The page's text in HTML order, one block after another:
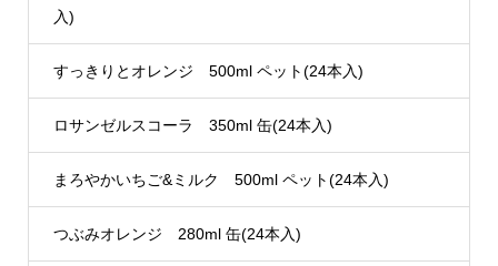
入)
すっきりとオレンジ 500ml ペット(24本入)
ロサンゼルスコーラ 350ml 缶(24本入)
まろやかいちご&ミルク 500ml ペット(24本入)
つぶみオレンジ 280ml 缶(24本入)